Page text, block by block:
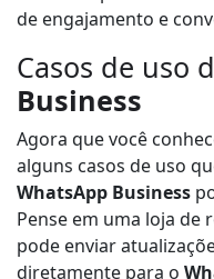
de engajamento e
Casos de uso
Business
Agora que você
alguns casos de uso
WhatsApp Business
Pense em uma loja de
pode enviar
diretamente para o